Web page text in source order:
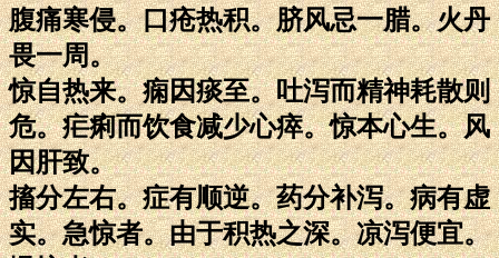
腹痛寒侵。口疮热积。脐风忌一腊。火丹
畏一周。
惊自热来。痫因痰至。吐泻而精神耗散则
危。疟痢而饮食减少心瘁。惊本心生。风
因肝致。
搐分左右。症有顺逆。药分补泻。病有虚
实。急惊者。由于积热之深。凉泻便宜。